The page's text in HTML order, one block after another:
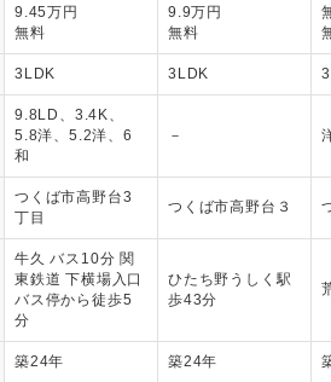
9.45万円
無料
9.9万円
無料
3LDK 3LDK
9.8LD、3.4K、
5.8洋、5.2洋、6
和
－
つくば市高野台3
丁目
つくば市高野台３
牛久 バス10分 関
東鉄道 下横場入口
バス停から徒歩5
分
ひたち野うしく駅
歩43分
築24年 築24年